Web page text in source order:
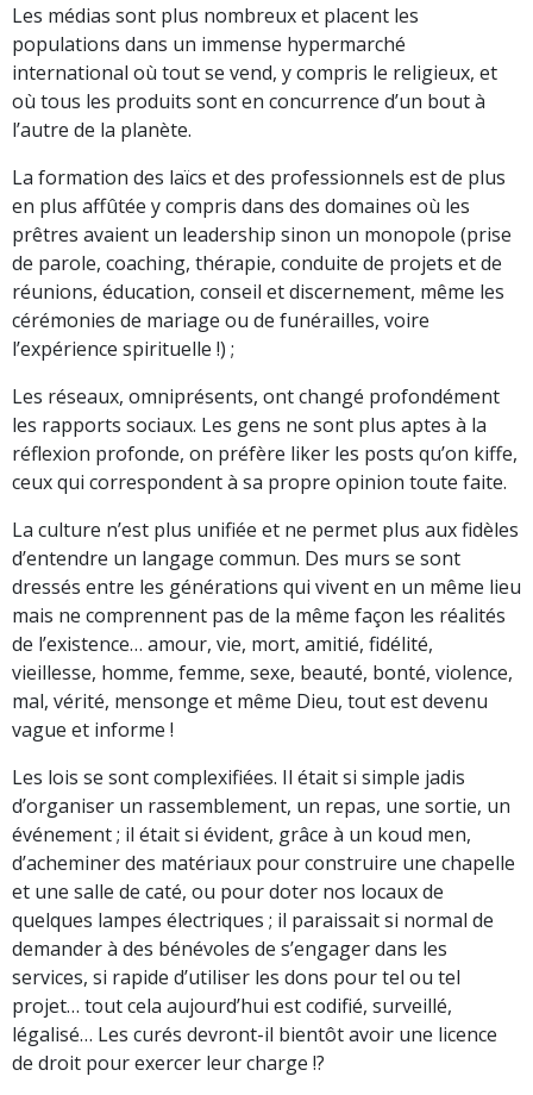
Les médias sont plus nombreux et placent les
populations dans un immense hypermarché
international où tout se vend, y compris le religieux, et
où tous les produits sont en concurrence d’un bout à
l’autre de la planète.
La formation des laïcs et des professionnels est de plus
en plus affûtée y compris dans des domaines où les
prêtres avaient un leadership sinon un monopole (prise
de parole, coaching, thérapie, conduite de projets et de
réunions, éducation, conseil et discernement, même les
cérémonies de mariage ou de funérailles, voire
l’expérience spirituelle !) ;
Les réseaux, omniprésents, ont changé profondément
les rapports sociaux. Les gens ne sont plus aptes à la
réflexion profonde, on préfère liker les posts qu’on kiffe,
ceux qui correspondent à sa propre opinion toute faite.
La culture n’est plus unifiée et ne permet plus aux fidèles
d’entendre un langage commun. Des murs se sont
dressés entre les générations qui vivent en un même lieu
mais ne comprennent pas de la même façon les réalités
de l’existence… amour, vie, mort, amitié, fidélité,
vieillesse, homme, femme, sexe, beauté, bonté, violence,
mal, vérité, mensonge et même Dieu, tout est devenu
vague et informe !
Les lois se sont complexifiées. Il était si simple jadis
d’organiser un rassemblement, un repas, une sortie, un
événement ; il était si évident, grâce à un koud men,
d’acheminer des matériaux pour construire une chapelle
et une salle de caté, ou pour doter nos locaux de
quelques lampes électriques ; il paraissait si normal de
demander à des bénévoles de s’engager dans les
services, si rapide d’utiliser les dons pour tel ou tel
projet… tout cela aujourd’hui est codifié, surveillé,
légalisé… Les curés devront-il bientôt avoir une licence
de droit pour exercer leur charge !?